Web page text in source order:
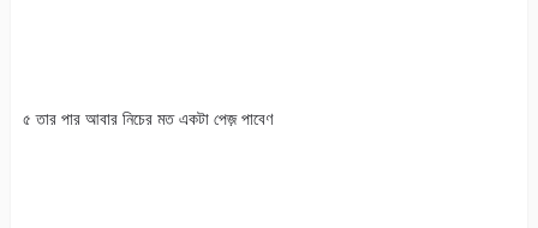
৫ তার পার আবার নিচের মত একটা পেজ় পাবেণ